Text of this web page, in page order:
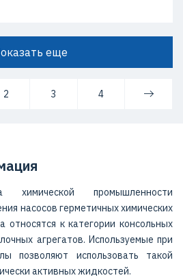
еще
2 3 4
химической промышленности
насосов герметичных химических
относятся к категории консольных
агрегатов. Используемые при
позволяют использовать такой
активных жидкостей.